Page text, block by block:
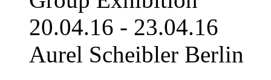
20.04.16 - 23.04.16
Aurel Scheibler Berlin